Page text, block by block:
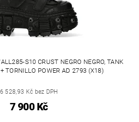
S10 CRUST NEGRO NEGRO, TANK
+ TORNILLO POWER AD 2793 (X18)
6 528,93 Kč bez DPH
7 900 Kč